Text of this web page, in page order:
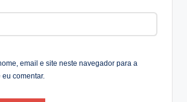
email e site neste navegador para a
comentar.